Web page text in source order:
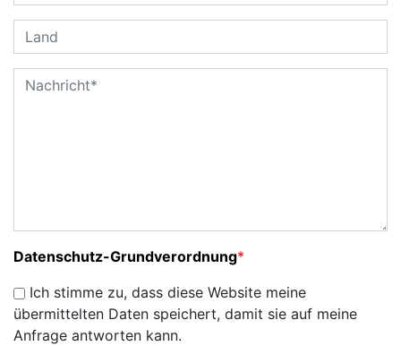
Datenschutz-Grundverordnung*
Ich stimme zu, dass diese Website meine
übermittelten Daten speichert, damit sie auf meine
Anfrage antworten kann.